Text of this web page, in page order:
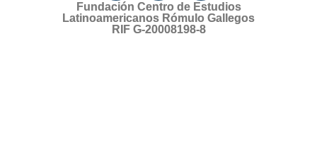
Fundación Centro de Estudios
Latinoamericanos Rómulo Gallegos
RIF G-20008198-8